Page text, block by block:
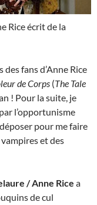
Rice écrit de la
fans d’Anne Rice
de Corps (The Tale
! Pour la suite, je
l’opportunisme
pour me faire
et des
/ Anne Rice a
de cul